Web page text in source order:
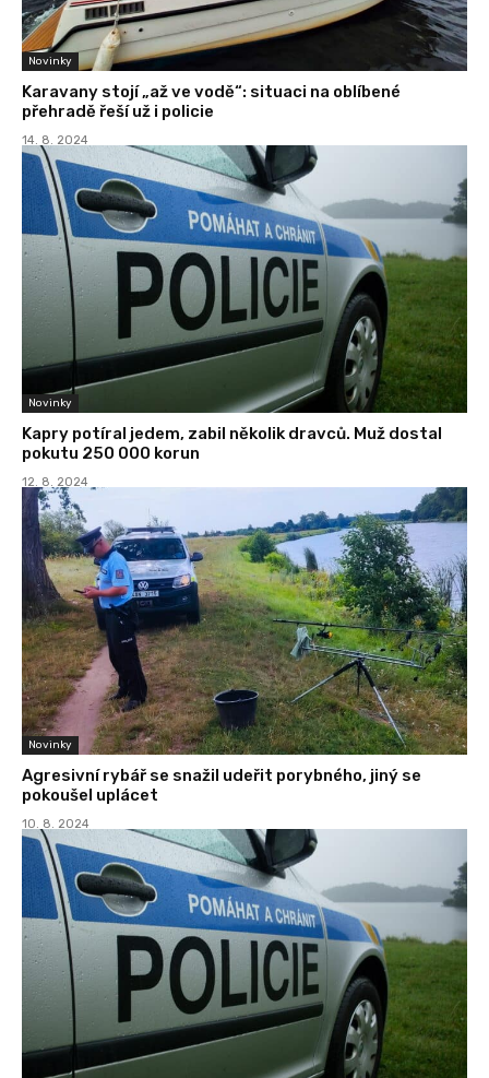
Novinky
Karavany stojí „až ve vodě“: situaci na oblíbené
přehradě řeší už i policie
14. 8. 2024
Novinky
Kapry potíral jedem, zabil několik dravců. Muž dostal
pokutu 250 000 korun
12. 8. 2024
Novinky
Agresivní rybář se snažil udeřit porybného, jiný se
pokoušel uplácet
10. 8. 2024